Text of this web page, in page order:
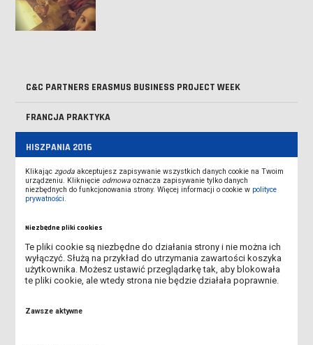
C&C PARTNERS ERASMUS BUSINESS PROJECT WEEK
FRANCJA PRAKTYKA
HISZPANIA 2016
HOCHSCHULE BREMEN
CHORWACJA SPLIT
Klikajączgoda akceptujesz zapisywanie wszystkich danych cookie na Twoim
urządzeniu. Kliknięcie odmowa oznacza zapisywanie tylko danych
niezbędnych do funkcjonowania strony. Więcej informacji o cookie w polityce
prywatności.
Niezbędne pliki cookies
Te pliki cookie są niezbędne do działania strony i nie można ich
wyłączyć. Służą na przykład do utrzymania zawartości koszyka
użytkownika. Możesz ustawić przeglądarkę tak, aby blokowała
te pliki cookie, ale wtedy strona nie będzie działała poprawnie.
Zawsze aktywne